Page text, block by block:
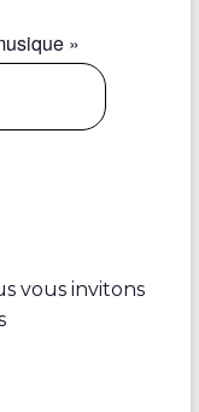
»
vous invitons